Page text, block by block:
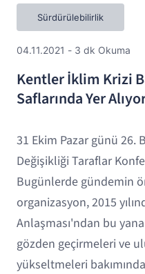
Sürdürülebilirlik
04.11.2021 - 3 dk Okuma
Kentler İklim Krizi
Saflarında Yer
31 Ekim Pazar günü
Değişikliği Taraflar
Bugünlerde gündemin
organizasyon, 2015
Anlaşması'ndan bu
gözden geçirmeleri ve
yükseltmeleri